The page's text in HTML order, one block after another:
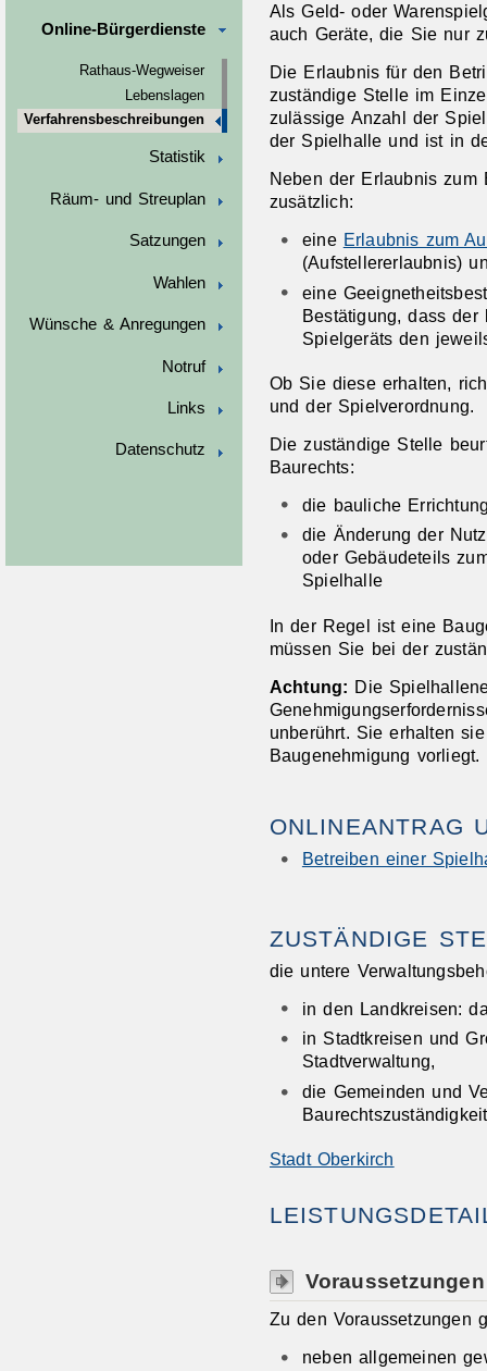
Online-Bürgerdienste
Rathaus-Wegweiser
Lebenslagen
Verfahrensbeschreibungen
Statistik
Räum- und Streuplan
Satzungen
Wahlen
Wünsche & Anregungen
Notruf
Links
Datenschutz
Als Geld- oder
auch Geräte, die Sie nur
Die Erlaubnis für den
zuständige Stelle im
zulässige Anzahl der
der Spielhalle und ist in
Neben der Erlaubnis
zusätzlich:
eine Erlaubnis zum
(Aufstellererlaubnis)
eine
Bestätigung, dass
Spielgeräts den
Ob Sie diese erhalten,
und der Spielverordnung.
Die zuständige Stelle
Baurechts:
die bauliche
die Änderung der
oder Gebäudeteils
Spielhalle
In der Regel ist eine
müssen Sie bei der
Achtung: Die
unberührt. Sie erhalten
Baugenehmigung vorliegt.
ONLINEANTRAG
Betreiben einer
ZUSTÄNDIGE
die untere
in den Landkreisen:
in Stadtkreisen und
Stadtverwaltung,
die Gemeinden und
Baurechtszuständigkeit
Stadt Oberkirch
Voraussetzungen
Zu den Voraussetzungen
neben allgemeinen